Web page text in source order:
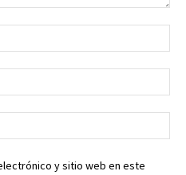
y sitio web en este